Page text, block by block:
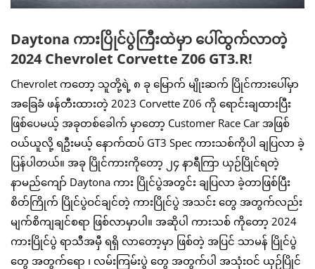
Daytona ကားပြိုင်ပွဲကြီးထဲမှာ ပေါ်ထွက်လာတဲ့
2024 Chevrolet Corvette Z06 GT3.R!
Chevrolet ကတော့ သူတို့ရဲ့ ၈ ခု မြောက် မျိုးဆက် ပြိုင်ကားပေါ်မှာ
အခြေခံ ဖန်တီးထားတဲ့ 2023 Corvette Z06 ကို ရောင်းချထားပြီး
ဖြစ်ပေမယ့် အခုတစ်ခေါက် မှာတော့ Customer Race Car အဖြစ်
ဝယ်ယူလို့ ရဦးမယ့် နောက်ထပ် GT3 Spec ကားသစ်ကိုပါ ချပြလာ ခဲ့
ပြန်ပါတယ်။ အခု ပြိုင်ကားကိုတော့ ၂၄ နာရီကြာ ယှဉ်ပြိုင်ရတဲ့
နာမည်ကျော် Daytona ကား ပြိုင်ပွဲအတွင်း ချပြလာ ခဲ့တာဖြစ်ပြီး
စိတ်ကြိုက် ပြိုင်ပွဲဝင်ချင်တဲ့ ကားပြိုင်ပွဲ အသင်း တွေ အတွက်လည်း
မျက်စိကျချင်စရာ ဖြစ်လာမှာပါ။ အဆိုပါ ကားသစ် ကိုတော့ 2024
ကားပြိုင်ပွဲ ရာသီအမှီ ရရှိ လာတော့မှာ ဖြစ်တဲ့ အပြင် သာမန် ပြိုင်ပွဲ
တွေ အတွက်ရော ၊ လမ်းကြမ်းပွဲ တွေ အတွက်ပါ အသုံးဝင် ယှဉ်ပြိုင်